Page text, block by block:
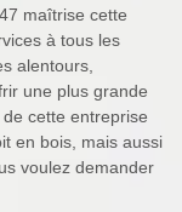
maîtrise cette
à tous les
alentours,
une plus grande
cette entreprise
en bois, mais aussi
voulez demander